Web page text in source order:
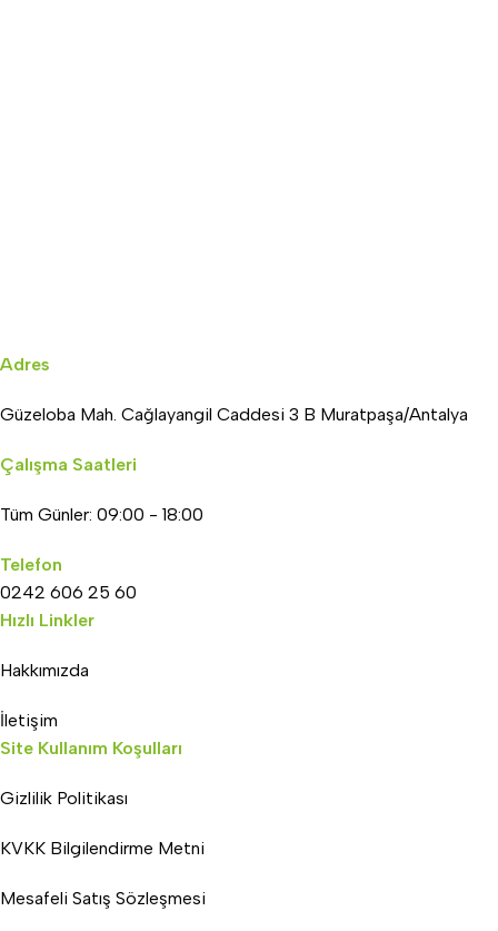
Adres
Güzeloba Mah. Cağlayangil Caddesi 3 B Muratpaşa/Antalya
Çalışma Saatleri
Tüm Günler: 09:00 - 18:00
Telefon
0242 606 25 60
Hızlı Linkler
Hakkımızda
İletişim
Site Kullanım Koşulları
Gizlilik Politikası
KVKK Bilgilendirme Metni
Mesafeli Satış Sözleşmesi